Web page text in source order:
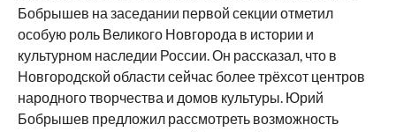
Бобрышев на заседании первой секции отметил
особую роль Великого Новгорода в истории и
культурном наследии России. Он рассказал, что в
Новгородской области сейчас более трёхсот центров
народного творчества и домов культуры. Юрий
Бобрышев предложил рассмотреть возможность